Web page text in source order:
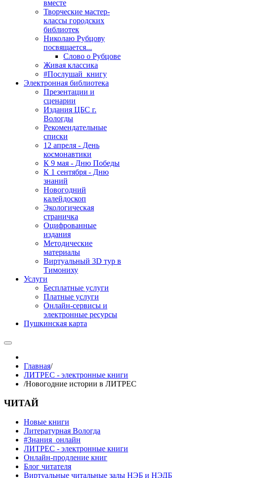
вместе
Творческие мастер-
классы городских
библиотек
Николаю Рубцову
посвящается...
Слово о Рубцове
Живая классика
#Послушай_книгу
Электронная библиотека
Презентации и
сценарии
Издания ЦБС г.
Вологды
Рекомендательные
списки
12 апреля - День
космонавтики
К 9 мая - Дню Победы
К 1 сентября - Дню
знаний
Новогодний
калейдоскоп
Экологическая
страничка
Оцифрованные
издания
Методические
материалы
Виртуальный 3D тур в
Тимониху
Услуги
Бесплатные услуги
Платные услуги
Онлайн-сервисы и
электронные ресурсы
Пушкинская карта
Главная/
ЛИТРЕС - электронные книги
/Новогодние истории в ЛИТРЕС
ЧИТАЙ
Новые книги
Литературная Вологда
#Знания_онлайн
ЛИТРЕС - электронные книги
Онлайн-продление книг
Блог читателя
Виртуальные читальные залы НЭБ и НЭДБ